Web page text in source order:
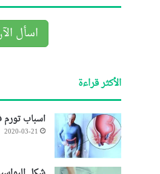
اسأل
الأكثر قراءة
اسباب
2020-03-21